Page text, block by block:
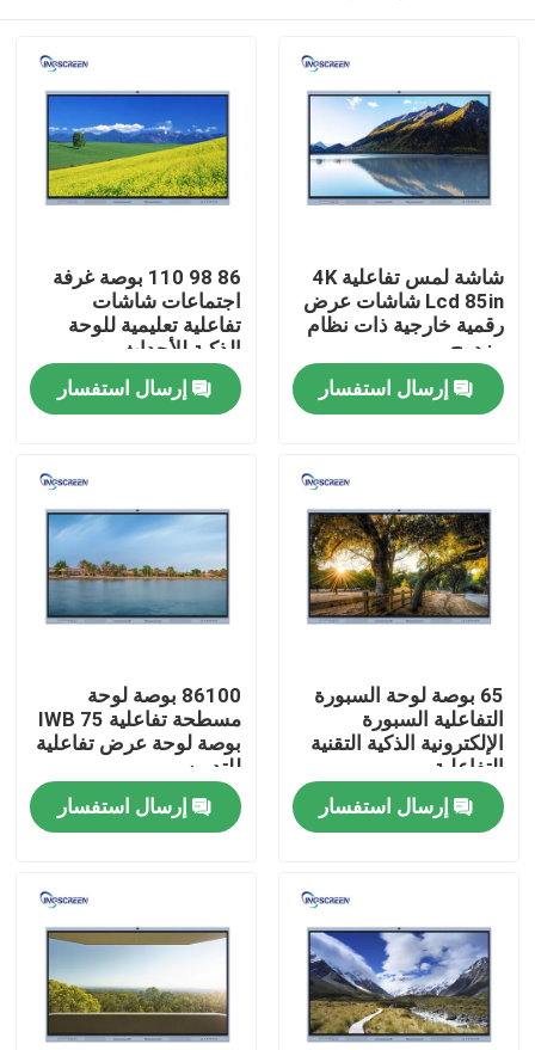
منزل
أشرطة فيديو
حول بنا
ضبط الجودة
اتصل بنا
السبورة التفاعلية السعوية
الكل في واحد السبورة التفاعلية
شاشة لمس تفاعلية 4K
Lcd 85in شاشات عرض
رقمية خارجية ذات نظام
مزدوج
إرسال استفسار
86 98 110 بوصة غرفة
اجتماعات شاشات
تفاعلية تعليمية للوحة
الذكية للأحداث
إرسال استفسار
65 بوصة لوحة السبورة
التفاعلية السبورة
الإلكترونية الذكية التقنية
التفاعلية
إرسال استفسار
86100 بوصة لوحة
مسطحة تفاعلية IWB 75
بوصة لوحة عرض تفاعلية
للتدريس
إرسال استفسار